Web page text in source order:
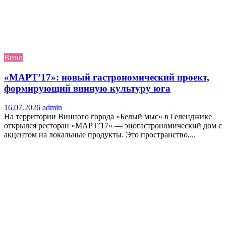
Вино
«МАРТ’17»: новый гастрономический проект,
формирующий винную культуру юга
16.07.2026 admin
На территории Винного города «Белый мыс» в Геленджике
открылся ресторан «МАРТ’17» — эногастрономический дом с
акцентом на локальные продукты. Это пространство,...